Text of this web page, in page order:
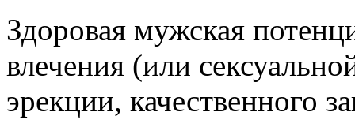
Здоровая мужская
влечения (или
эрекции, качественного